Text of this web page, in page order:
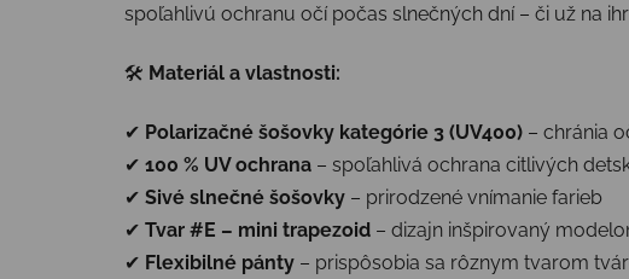
spoľahlivú ochranu očí počas slnečných dní – či už na
🛠 Materiál a vlastnosti:
✔ Polarizačné šošovky kategórie 3 (UV400) – chránia
✔ 100 % UV ochrana – spoľahlivá ochrana citlivých
✔ Sivé slnečné šošovky – prirodzené vnímanie farieb
✔ Tvar #E – mini trapezoid – dizajn inšpirovaný
✔ Flexibilné pánty – prispôsobia sa rôznym tvarom